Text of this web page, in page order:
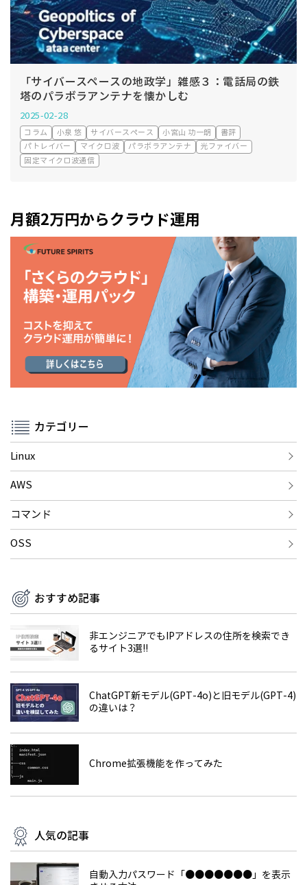
「サイバースペースの地政学」雑感３：電話局の鉄
塔のパラボラアンテナを懐かしむ
2025-02-28
コラム 小泉 悠 サイバースペース 小宮山 功一朗
書評
パトレイバー
マイクロ波 パラボラアンテナ
光ファイバー
固定マイクロ波通信
月額2万円からクラウド運用
カテゴリー
Linux
AWS
コマンド
OSS
おすすめ記事
非エンジニアでもIPアドレスの住所を検索でき
るサイト3選!!
ChatGPT新モデル(GPT-4o)と旧モデル(GPT-4)
の違いは？
Chrome拡張機能を作ってみた
人気の記事
自動入力パスワード「●●●●●●●」を表示